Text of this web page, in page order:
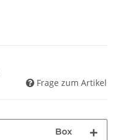
Frage zum Artikel
Box